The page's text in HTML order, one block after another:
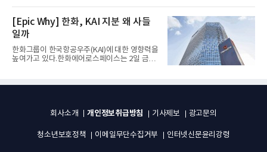
[Epic Why] 한화, KAI 지분 왜 사들
일까
한화그룹이 한국항공우주(KAI)에 대한 영향력을
높여가고 있다.한화에어로스페이스는 2일 금융
회사소개 개인정보취급방침 기사제보 광고문의
청소년보호정책 이메일무단수집거부 인터넷신문윤리강령